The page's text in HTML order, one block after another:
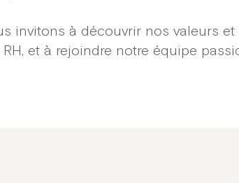
invitons à découvrir nos valeurs
et à rejoindre notre équipe